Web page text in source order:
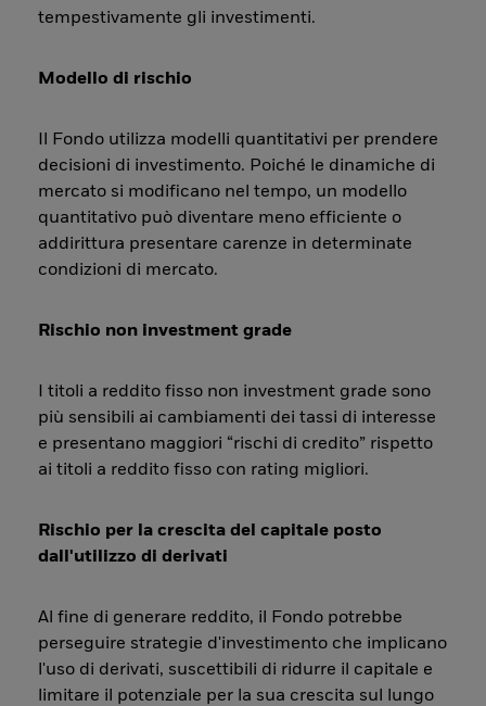
tempestivamente gli investimenti.
Modello di rischio
Il Fondo utilizza modelli quantitativi per prendere
decisioni di investimento. Poiché le dinamiche di
mercato si modificano nel tempo, un modello
quantitativo può diventare meno efficiente o
addirittura presentare carenze in determinate
condizioni di mercato.
Rischio non investment grade
I titoli a reddito fisso non investment grade sono
più sensibili ai cambiamenti dei tassi di interesse
e presentano maggiori “rischi di credito” rispetto
ai titoli a reddito fisso con rating migliori.
Rischio per la crescita del capitale posto
dall'utilizzo di derivati
Al fine di generare reddito, il Fondo potrebbe
perseguire strategie d'investimento che implicano
l'uso di derivati, suscettibili di ridurre il capitale e
limitare il potenziale per la sua crescita sul lungo